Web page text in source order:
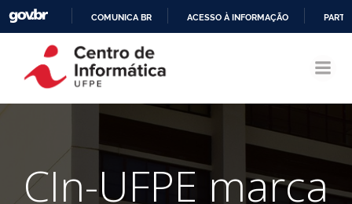
CONTEÚDO
COMUNICA BR ACESSO À INFORMAÇÃO
CIn-UFPE marca